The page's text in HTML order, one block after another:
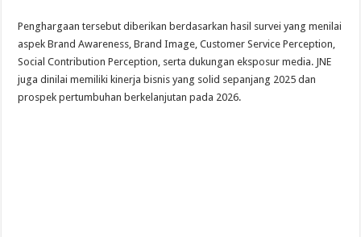
Penghargaan tersebut diberikan berdasarkan hasil survei yang menilai
aspek Brand Awareness, Brand Image, Customer Service Perception,
Social Contribution Perception, serta dukungan eksposur media. JNE
juga dinilai memiliki kinerja bisnis yang solid sepanjang 2025 dan
prospek pertumbuhan berkelanjutan pada 2026.